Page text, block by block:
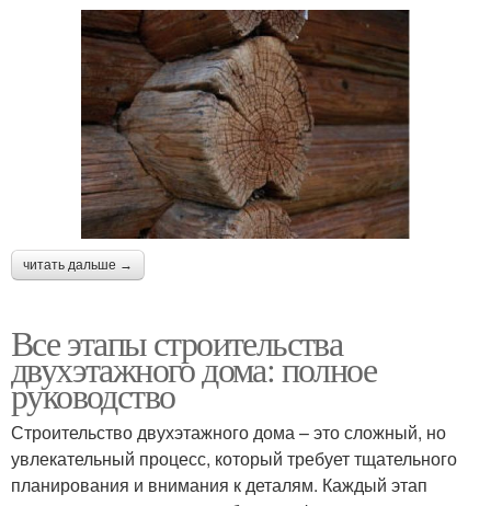
читать дальше →
Все этапы строительства
двухэтажного дома: полное
руководство
Строительство двухэтажного дома – это сложный, но
увлекательный процесс, который требует тщательного
планирования и внимания к деталям. Каждый этап